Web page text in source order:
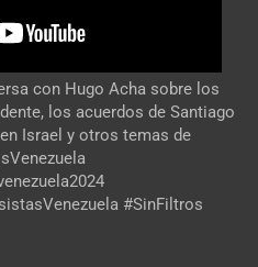
con Hugo Acha sobre los
los acuerdos de Santiago
Israel y otros temas de
#SinFiltros